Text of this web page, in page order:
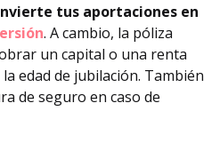
tus aportaciones en
. A cambio, la póliza
un capital o una renta
edad de jubilación. También
de seguro en caso de